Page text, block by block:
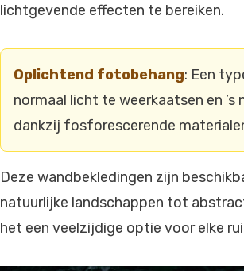
lichtgevende effecten te bereiken.
Oplichtend fotobehang: Een
normaal licht te weerkaatsen en
dankzij fosforescerende
Deze wandbekledingen zijn
natuurlijke landschappen tot
het een veelzijdige optie voor elke